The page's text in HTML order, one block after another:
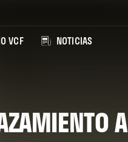
VCF NOTICIAS
A